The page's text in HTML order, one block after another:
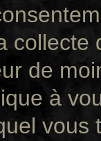
collecte
de
à
vous